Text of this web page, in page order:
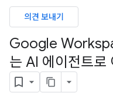
의견 보내기
Google
는 AI 에이전트로